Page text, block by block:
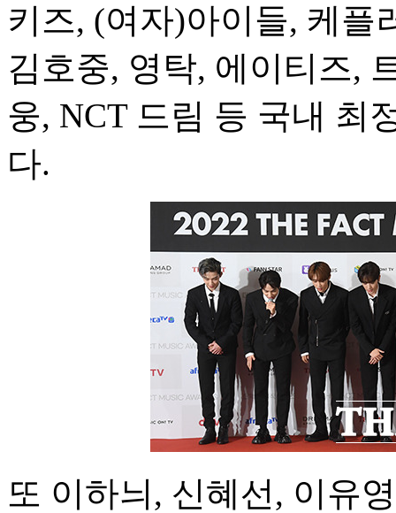
키즈, (여자)아이들, 케플
김호중, 영탁, 에이티즈,
웅, NCT 드림 등 국내 최
다.
또 이하늬, 신혜선, 이유